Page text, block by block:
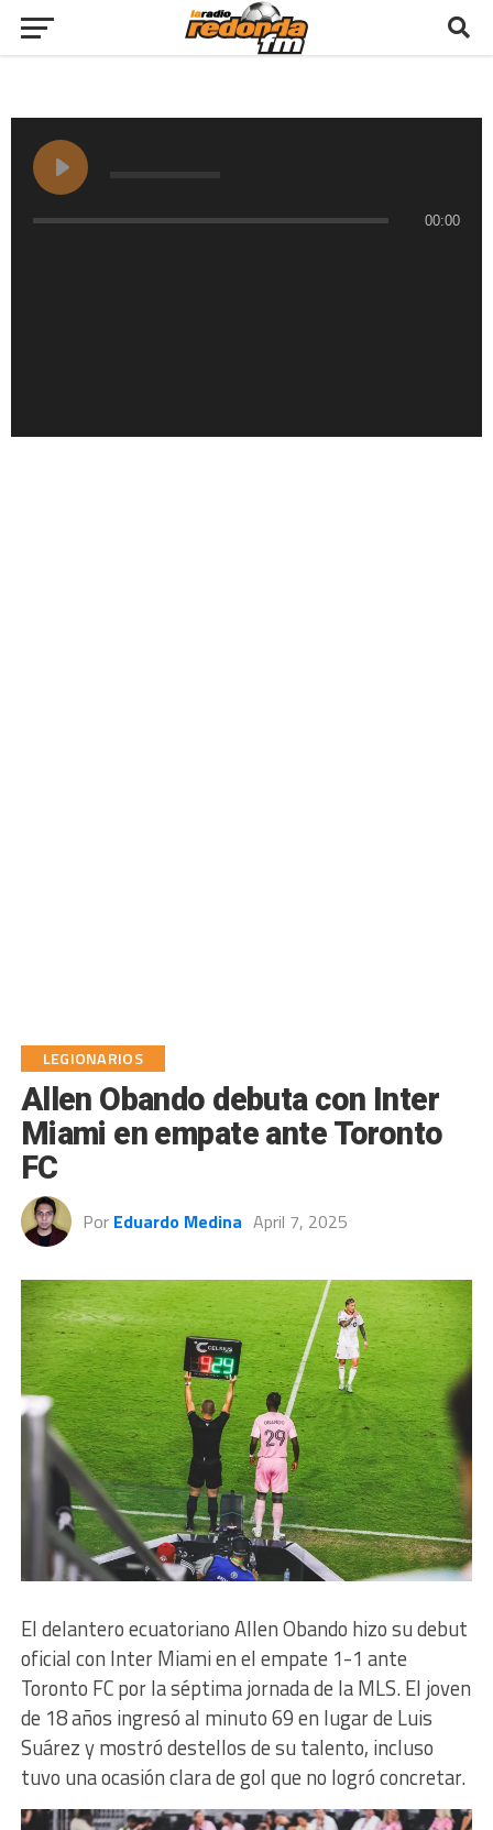
00:00
LEGIONARIOS
Allen Obando debuta con Inter
Miami en empate ante Toronto
FC
Por Eduardo Medina April 7, 2025
El delantero ecuatoriano Allen Obando hizo su debut
oficial con Inter Miami en el empate 1-1 ante
Toronto FC por la séptima jornada de la MLS. El joven
de 18 años ingresó al minuto 69 en lugar de Luis
Suárez y mostró destellos de su talento, incluso
tuvo una ocasión clara de gol que no logró concretar.